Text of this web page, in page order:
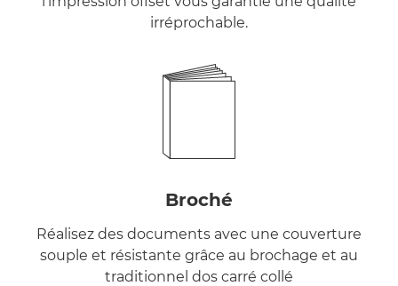
irréprochable.
Broché
Réalisez des documents avec une couverture
souple et résistante grâce au brochage et au
traditionnel dos carré collé